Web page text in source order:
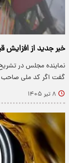
خبر جدید از افزایش
نماینده مجلس در
گفت اگر کد ملی صاحب
۸ تیر ۱۴۰۵